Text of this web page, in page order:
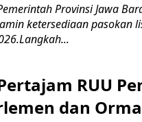
Pemerintah Provinsi Jawa
ketersediaan pasokan
RUU
dan